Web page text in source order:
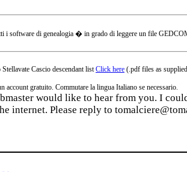
i software di genealogia � in grado di leggere un file
Cascio descendant listClick here (.pdf files as
gratuito. Commutare la lingua Italiano se necessario.
would like to hear from you. I
internet. Please reply to